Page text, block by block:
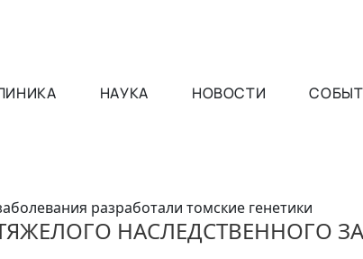
НАУКА НОВОСТИ
разработали томские генетики
НАСЛЕДСТВЕННОГО